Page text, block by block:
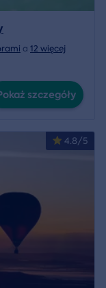
a 12 więcej
szczegóły
4.8/5